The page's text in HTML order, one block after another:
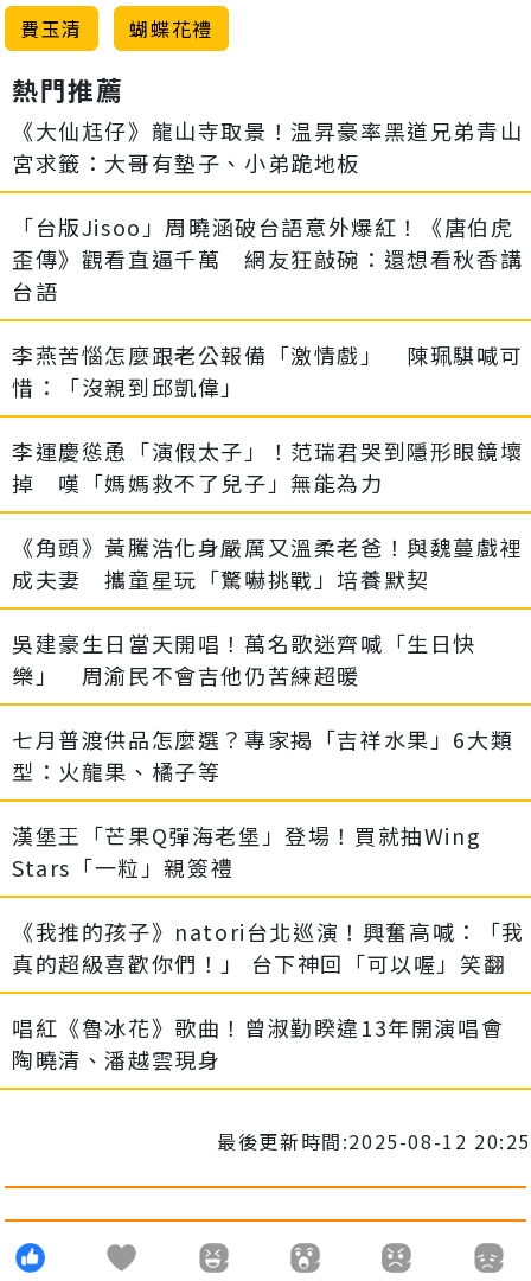
費玉清
蝴蝶花禮
熱門推薦
《大仙尪仔》龍山寺取景！温昇豪率黑道兄弟青山
宮求籤：大哥有墊子、小弟跪地板
「台版Jisoo」周曉涵破台語意外爆紅！《唐伯虎
歪傳》觀看直逼千萬 網友狂敲碗：還想看秋香講
台語
李燕苦惱怎麼跟老公報備「激情戲」 陳珮騏喊可
惜：「沒親到邱凱偉」
李運慶慫恿「演假太子」！范瑞君哭到隱形眼鏡壞
掉 嘆「媽媽救不了兒子」無能為力
《角頭》黃騰浩化身嚴厲又溫柔老爸！與魏蔓戲裡
成夫妻 攜童星玩「驚嚇挑戰」培養默契
吳建豪生日當天開唱！萬名歌迷齊喊「生日快
樂」 周渝民不會吉他仍苦練超暖
七月普渡供品怎麼選？專家揭「吉祥水果」6大類
型：火龍果、橘子等
漢堡王「芒果Q彈海老堡」登場！買就抽Wing
Stars「一粒」親簽禮
《我推的孩子》natori台北巡演！興奮高喊：「我
真的超級喜歡你們！」 台下神回「可以喔」笑翻
唱紅《魯冰花》歌曲！曾淑勤睽違13年開演唱會
陶曉清、潘越雲現身
最後更新時間:2025-08-12 20:25